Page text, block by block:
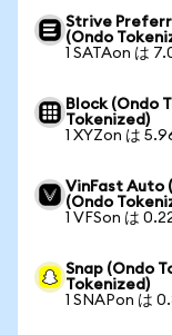
Strive
(Ondo
1 SATAon は
Block (Ondo
Tokenized)
1 XYZon は
VinFast Auto
(Ondo
1 VFSon は
Snap (Ondo
Tokenized)
1 SNAPon は